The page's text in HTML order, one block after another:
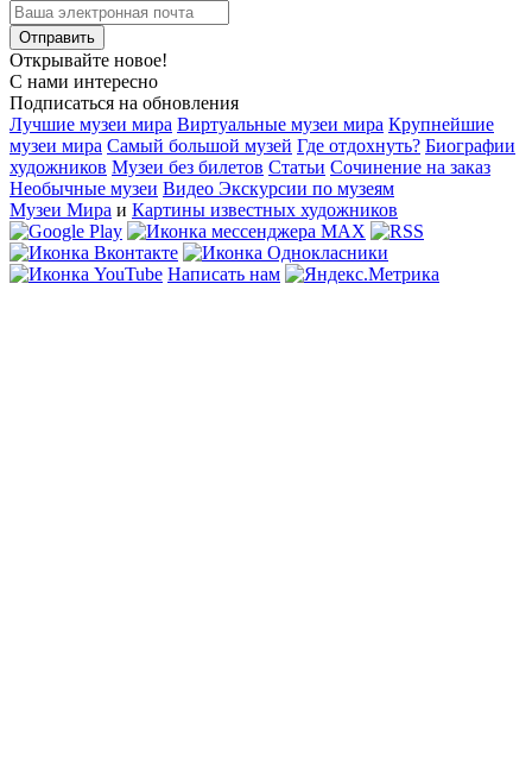
Открывайте новое!
С нами интересно
Подписаться на обновления
Лучшие музеи мира Виртуальные музеи мира Крупнейшие
музеи мира Самый большой музей Где отдохнуть? Биографии
художников Музеи без билетов Статьи Сочинение на заказ
Необычные музеи Видео Экскурсии по музеям
Музеи Мира и Картины известных художников
Написать нам